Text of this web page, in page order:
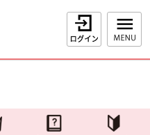
ログイン